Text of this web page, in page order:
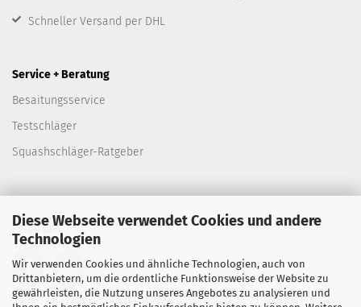
Diese Webseite verwendet Cookies und andere
Technologien
Wir verwenden Cookies und ähnliche Technologien, auch von
Drittanbietern, um die ordentliche Funktionsweise der Website zu
gewährleisten, die Nutzung unseres Angebotes zu analysieren und
Schneller Versand per DHL
Service + Beratung
Besaitungsservice
Testschläger
Squashschläger-Ratgeber
Folge uns